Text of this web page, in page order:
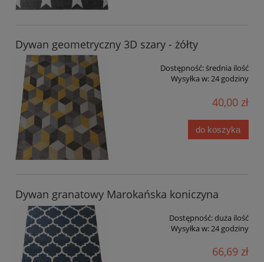
Dywan geometryczny 3D szary - żółty
Dostępność:średnia ilość
Wysyłka w:24 godziny
40,00 zł
do koszyka
Dywan granatowy Marokańska koniczyna
Dostępność:duża ilość
Wysyłka w:24 godziny
66,69 zł